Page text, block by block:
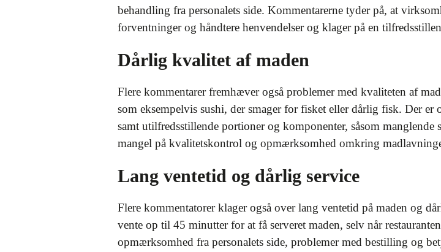
behandling fra personalets side. Kommentarerne tyder på, at
forventninger og håndtere henvendelser og klager på en
Dårlig kvalitet af maden
Flere kommentarer fremhæver også problemer med kvaliteten af
som eksempelvis sushi, der smager for fisket eller dårlig fisk. Der er
samt utilfredsstillende portioner og komponenter, såsom manglende
mangel på kvalitetskontrol og opmærksomhed omkring
Lang ventetid og dårlig service
Flere kommentatorer klager også over lang ventetid på maden og
vente op til 45 minutter for at få serveret maden, selv når
opmærksomhed fra personalets side, problemer med bestilling og